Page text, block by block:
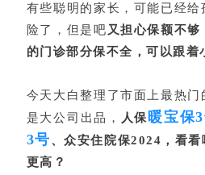
有些聪明的家长，可能已经
险了，但是吧 又担心保额不
的门诊部分保不全，可以跟着
今天大白整理了市面上最热
是大公司出品，
人保 暖宝保
3号、众安住院保2024，看
更高？